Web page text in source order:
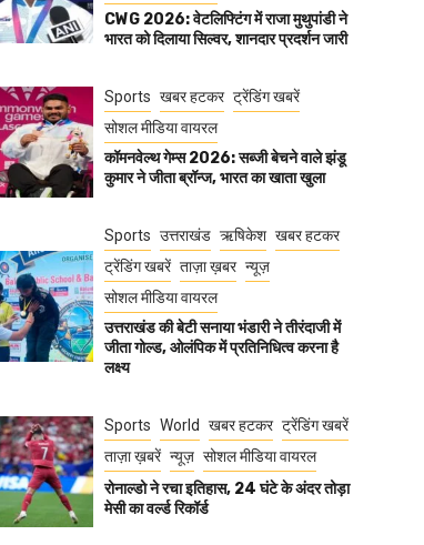
CWG 2026: वेटलिफ्टिंग में राजा मुथुपांडी ने
भारत को दिलाया सिल्वर, शानदार प्रदर्शन जारी
Sports खबर हटकर ट्रेंडिंग खबरें
सोशल मीडिया वायरल
कॉमनवेल्थ गेम्स 2026: सब्जी बेचने वाले झंडू
कुमार ने जीता ब्रॉन्ज, भारत का खाता खुला
Sports उत्तराखंड ऋषिकेश खबर हटकर
ट्रेंडिंग खबरें ताज़ा ख़बर न्यूज़
सोशल मीडिया वायरल
उत्तराखंड की बेटी सनाया भंडारी ने तीरंदाजी में
जीता गोल्ड, ओलंपिक में प्रतिनिधित्व करना है
लक्ष्य
Sports World खबर हटकर ट्रेंडिंग खबरें
ताज़ा ख़बरें न्यूज़ सोशल मीडिया वायरल
रोनाल्डो ने रचा इतिहास, 24 घंटे के अंदर तोड़ा
मेसी का वर्ल्ड रिकॉर्ड